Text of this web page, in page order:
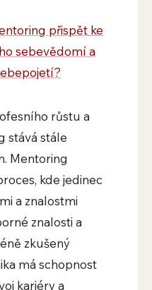
přispět ke
sebevědomí a
růstu a
stává stále
Mentoring
kde jedinec
a znalostmi
znalosti a
zkušený
má schopnost
kariéry a